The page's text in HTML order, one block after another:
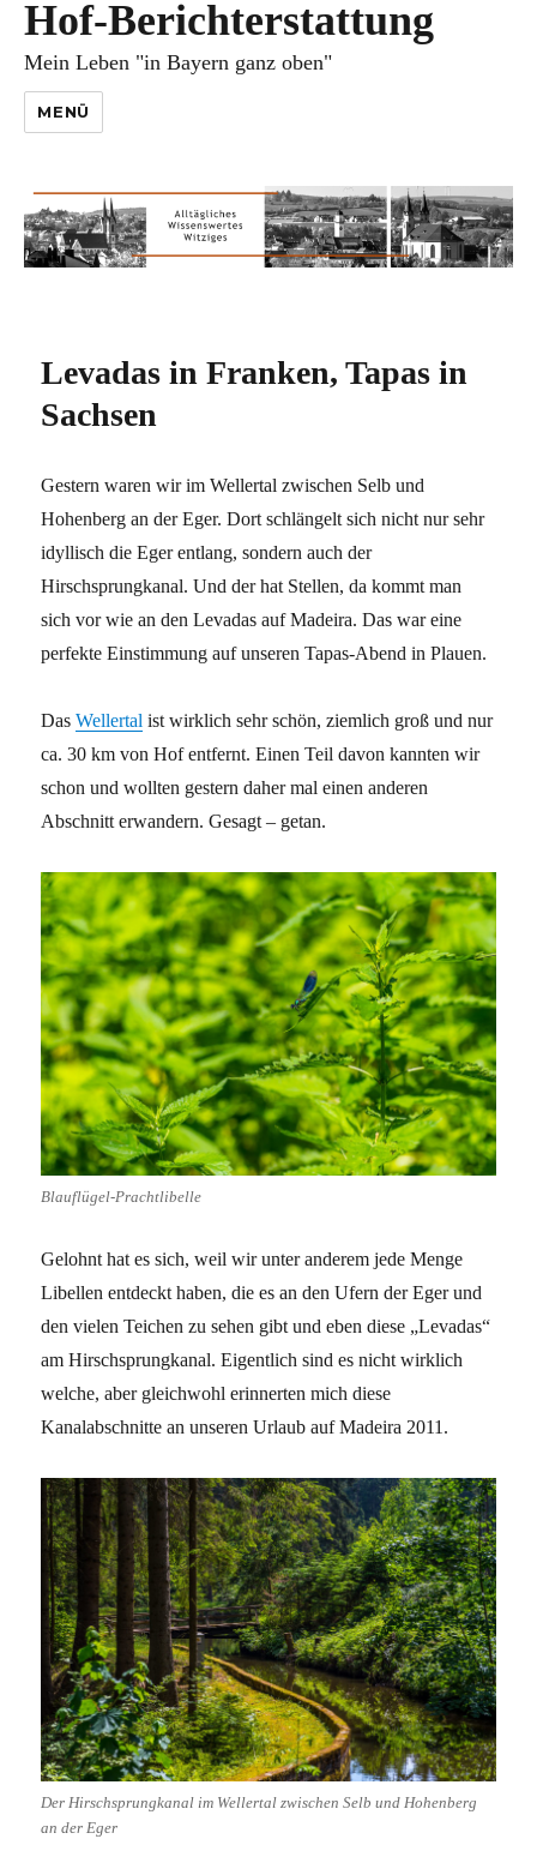
Hof-Berichterstattung
Mein Leben "in Bayern ganz oben"
MENÜ
Levadas in Franken, Tapas in
Sachsen
Gestern waren wir im Wellertal zwischen Selb und
Hohenberg an der Eger. Dort schlängelt sich nicht nur sehr
idyllisch die Eger entlang, sondern auch der
Hirschsprungkanal. Und der hat Stellen, da kommt man
sich vor wie an den Levadas auf Madeira. Das war eine
perfekte Einstimmung auf unseren Tapas-Abend in Plauen.
DasWellertal ist wirklich sehr schön, ziemlich groß und nur
ca. 30 km von Hof entfernt. Einen Teil davon kannten wir
schon und wollten gestern daher mal einen anderen
Abschnitt erwandern. Gesagt – getan.
Blauflügel-Prachtlibelle
Gelohnt hat es sich, weil wir unter anderem jede Menge
Libellen entdeckt haben, die es an den Ufern der Eger und
den vielen Teichen zu sehen gibt und eben diese „Levadas“
am Hirschsprungkanal. Eigentlich sind es nicht wirklich
welche, aber gleichwohl erinnerten mich diese
Kanalabschnitte an unseren Urlaub auf Madeira 2011.
Der Hirschsprungkanal im Wellertal zwischen Selb und Hohenberg
an der Eger